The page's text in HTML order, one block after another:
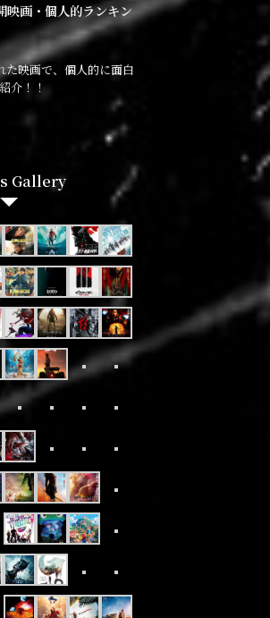
画・個人的ランキン
映画で、個人的に面白
介！！
Gallery